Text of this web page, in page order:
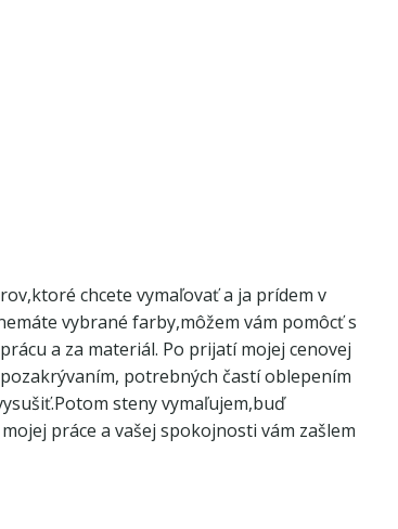
chcete vymaľovať a ja prídem v
vybrané farby,môžem vám pomôcť s
a za materiál. Po prijatí mojej cenovej
potrebných častí oblepením
steny vymaľujem,buď
práce a vašej spokojnosti vám zašlem